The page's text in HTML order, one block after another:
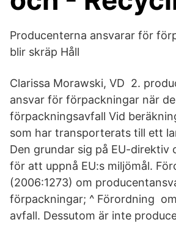
Producenterna ansvarar för
blir skräp Håll
Clarissa Morawski, VD 2.
ansvar för förpackningar när
förpackningsavfall Vid
som har transporterats till ett
Den grundar sig på EU-direktiv
för att uppnå EU:s miljömål.
(2006:1273) om
förpackningar; ^ Förordning
avfall. Dessutom är inte